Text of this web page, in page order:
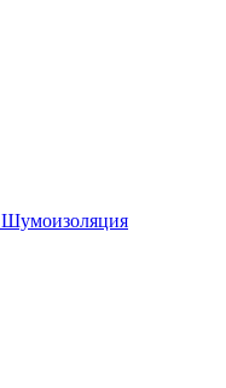
Шумоизоляция